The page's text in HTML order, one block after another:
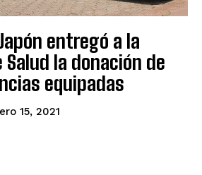
entregó a la
la donación de
equipadas
15, 2021